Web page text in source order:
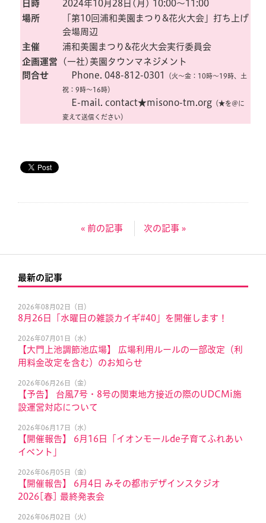
日時
2024年10月28日(月) 10:00〜11:00
場所
「第10回浦和美園まつり&花火大会」打ち上げ
会場周辺
主催
浦和美園まつり&花火大会実行委員会
企画運営
問合せ
(一社)美園タウンマネジメント
Phone. 048-812-0301
（火〜金：10時〜19時、土
祝：9時〜16時）
E-mail. contact★misono-tm.org（★を＠に
変えて送信ください）
« 前の記事 次の記事 »
最新の記事
2026年08月02日（日）
8月26日「水曜日の雑談カイギ#40」を開催します！
2026年07月01日（水）
【大門上池調節池広場】 広場利用ルールの一部改定（利
用料金改定を含む）のお知らせ
2026年06月26日（金）
【予告】 台風7号・8号の関東地方接近の際のUDCMi施
設運営対応について
2026年06月17日（水）
【開催報告】 6月16日「イオンモールde子育てふれあい
イベント」
2026年06月05日（金）
【開催報告】 6月4日 みその都市デザインスタジオ
2026[春] 最終発表会
2026年06月02日（火）